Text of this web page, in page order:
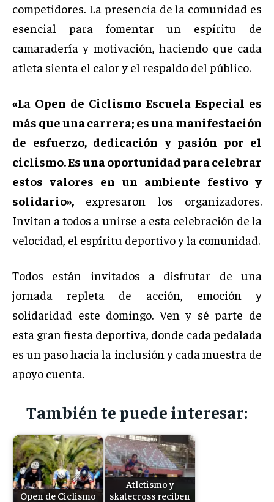
competidores. La presencia de la comunidad es
esencial para fomentar un espíritu de
camaradería y motivación, haciendo que cada
atleta sienta el calor y el respaldo del público.
«La Open de Ciclismo Escuela Especial es
más que una carrera; es una manifestación
de esfuerzo, dedicación y pasión por el
ciclismo. Es una oportunidad para celebrar
estos valores en un ambiente festivo y
solidario», expresaron los organizadores.
Invitan a todos a unirse a esta celebración de la
velocidad, el espíritu deportivo y la comunidad.
Todos están invitados a disfrutar de una
jornada repleta de acción, emoción y
solidaridad este domingo. Ven y sé parte de
esta gran fiesta deportiva, donde cada pedalada
es un paso hacia la inclusión y cada muestra de
apoyo cuenta.
También te puede interesar:
Open de Ciclismo
Atletismo y
skatecross reciben